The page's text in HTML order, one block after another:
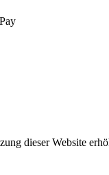
dieser Website